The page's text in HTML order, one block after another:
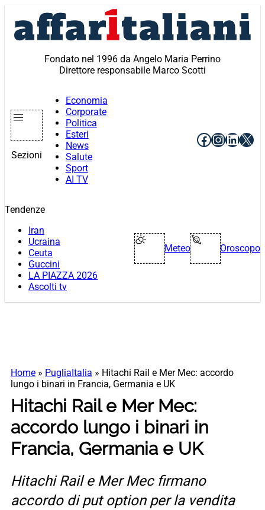
contenuto
Fondato nel 1996 da Angelo Maria Perrino
Direttore responsabile Marco Scotti
Sezioni
Economia
Corporate
Politica
Esteri
News
Salute
Sport
AI TV
Facebook
X
Tendenze
Iran
Ucraina
Ceuta
Guccini
LA PIAZZA 2026
Ascolti tv
Meteo Oroscopo
Home » PugliaItalia » Hitachi Rail e Mer Mec: accordo
lungo i binari in Francia, Germania e UK
Hitachi Rail e Mer Mec:
accordo lungo i binari in
Francia, Germania e UK
Hitachi Rail e Mer Mec firmano
accordo di put option per la vendita